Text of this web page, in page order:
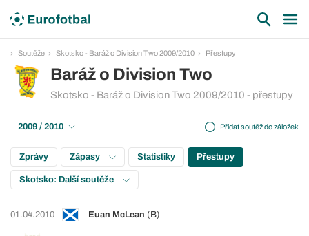
Soutěže Skotsko - Baráž o Division Two 2009/2010 Přestupy
Baráž o Division Two
Skotsko - Baráž o Division Two 2009/2010 - přestupy
Přidat soutěž do záložek
2009 / 2010
Zprávy Zápasy Statistiky Přestupy
Skotsko: Další soutěže
01.04.2010 Euan McLean (B)